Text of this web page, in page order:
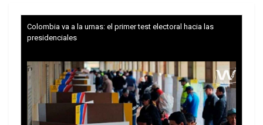
Colombia va a la urnas: el primer test electoral hacia las
presidenciales